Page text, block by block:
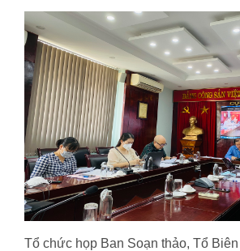
Tổ chức họp Ban Soạn thảo, Tổ